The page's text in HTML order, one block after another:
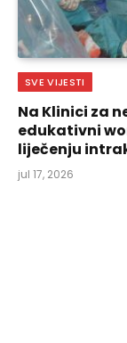
SVE VIJESTI
Na Klinici za
edukativni
liječenju
jul 17, 2026